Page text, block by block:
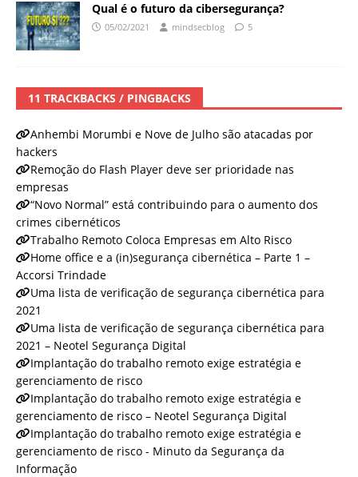
Qual é o futuro da cibersegurança?
05/02/2021 mindsecblog 5
11 TRACKBACKS / PINGBACKS
Anhembi Morumbi e Nove de Julho são atacadas por
hackers
Remoção do Flash Player deve ser prioridade nas
empresas
“Novo Normal” está contribuindo para o aumento dos
crimes cibernéticos
Trabalho Remoto Coloca Empresas em Alto Risco
Home office e a (in)segurança cibernética – Parte 1 –
Accorsi Trindade
Uma lista de verificação de segurança cibernética para
2021
Uma lista de verificação de segurança cibernética para
2021 – Neotel Segurança Digital
Implantação do trabalho remoto exige estratégia e
gerenciamento de risco
Implantação do trabalho remoto exige estratégia e
gerenciamento de risco – Neotel Segurança Digital
Implantação do trabalho remoto exige estratégia e
gerenciamento de risco - Minuto da Segurança da
Informação